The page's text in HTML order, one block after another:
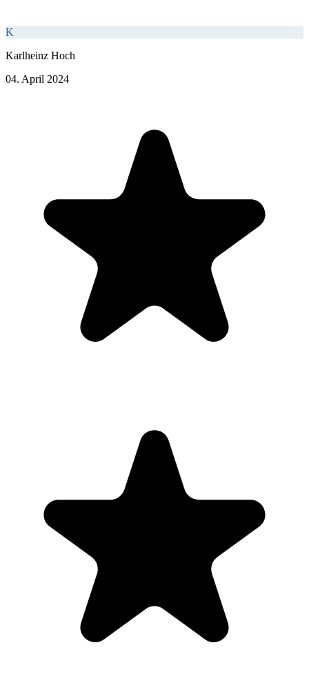
K
Karlheinz Hoch
04. April 2024